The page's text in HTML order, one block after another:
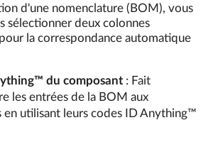
d'une nomenclature (BOM), vous
sélectionner deux colonnes
la correspondance automatique
du composant : Fait
les entrées de la BOM aux
en utilisant leurs codes ID Anything™